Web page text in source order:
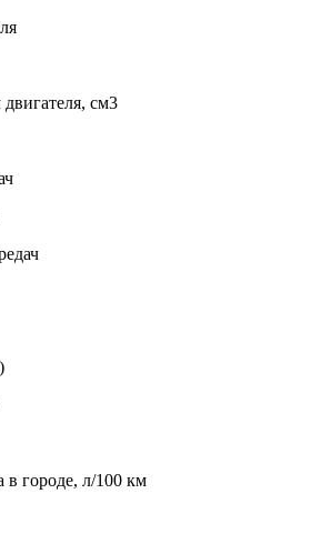
см3
в городе, л/100 км